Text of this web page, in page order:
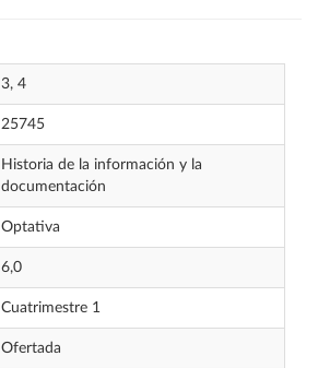
3, 4
25745
Historia de la información y la
documentación
Optativa
6,0
Cuatrimestre 1
Ofertada